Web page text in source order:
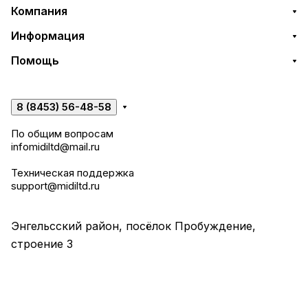
Компания
Информация
Помощь
8 (8453) 56-48-58
По общим вопросам
infomidiltd@mail.ru
Техническая поддержка
support@midiltd.ru
Энгельсский район, посёлок Пробуждение,
строение 3